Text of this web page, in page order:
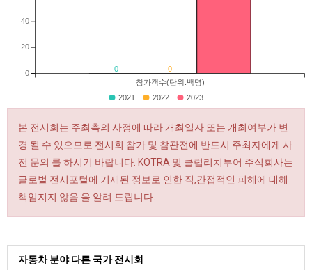
0 0
참가객수(단위:백명)
0
20
40
2021 2022 2023
본 전시회는 주최측의 사정에 따라 개최일자 또는 개최여부가 변
경 될 수 있으므로 전시회 참가 및 참관전에 반드시 주최자에게 사
전 문의 를 하시기 바랍니다. KOTRA 및 클럽리치투어 주식회사는
글로벌 전시포털에 기재된 정보로 인한 직,간접적인 피해에 대해
책임지지 않음 을 알려 드립니다.
자동차 분야 다른 국가 전시회